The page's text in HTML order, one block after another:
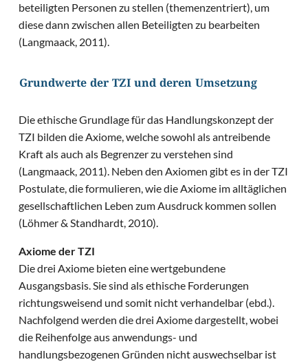
beteiligten Personen zu stellen (themenzentriert), um
diese dann zwischen allen Beteiligten zu bearbeiten
(Langmaack, 2011).
Grundwerte der TZI und deren Umsetzung
Die ethische Grundlage für das Handlungskonzept der
TZI bilden die Axiome, welche sowohl als antreibende
Kraft als auch als Begrenzer zu verstehen sind
(Langmaack, 2011). Neben den Axiomen gibt es in der TZI
Postulate, die formulieren, wie die Axiome im alltäglichen
gesellschaftlichen Leben zum Ausdruck kommen sollen
(Löhmer & Standhardt, 2010).
Axiome der TZI
Die drei Axiome bieten eine wertgebundene
Ausgangsbasis. Sie sind als ethische Forderungen
richtungsweisend und somit nicht verhandelbar (ebd.).
Nachfolgend werden die drei Axiome dargestellt, wobei
die Reihenfolge aus anwendungs- und
handlungsbezogenen Gründen nicht auswechselbar ist